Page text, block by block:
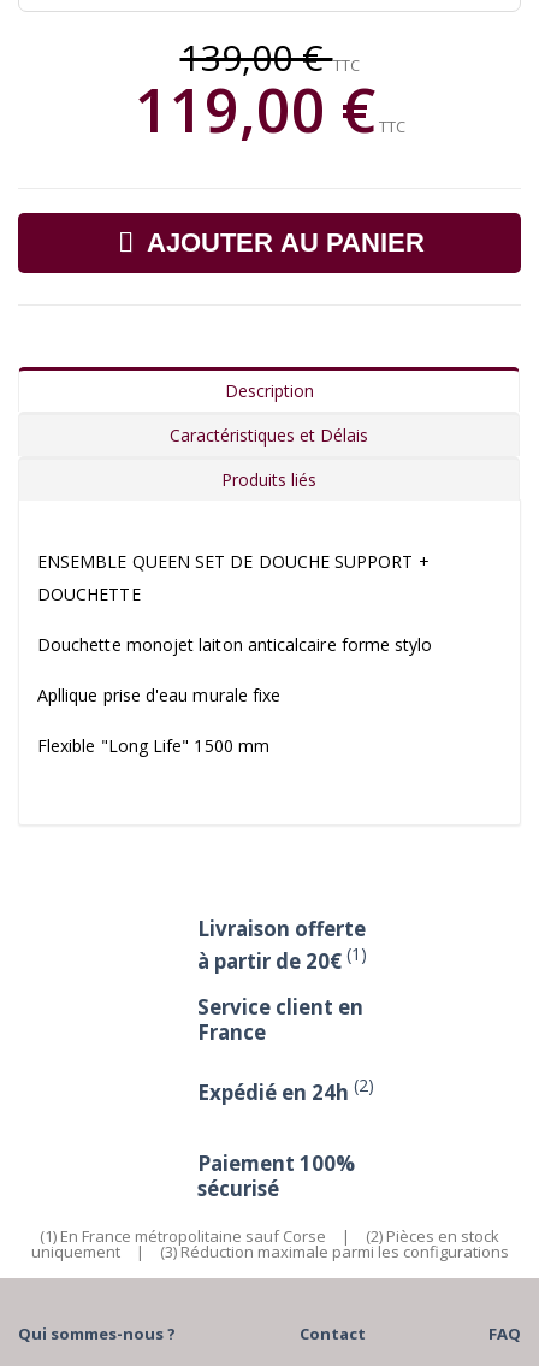
139,00 €TTC
119,00 €TTC
AJOUTER AU PANIER
Description
Caractéristiques et Délais
Produits liés
ENSEMBLE QUEEN SET DE DOUCHE SUPPORT +
DOUCHETTE
Douchette monojet laiton anticalcaire forme stylo
Apllique prise d'eau murale fixe
Flexible "Long Life" 1500 mm
Livraison offerte
à partir de 20€ (1)
Service client en
France
Expédié en 24h (2)
Paiement 100%
sécurisé
(1) En France métropolitaine sauf Corse | (2) Pièces en stock
uniquement | (3) Réduction maximale parmi les configurations
Qui sommes-nous ? Contact FAQ